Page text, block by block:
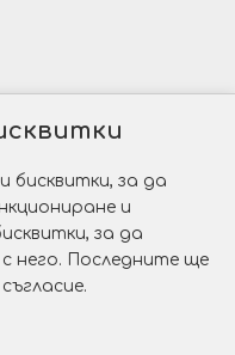
бисквитки, за да
и
за да
него. Последните ще